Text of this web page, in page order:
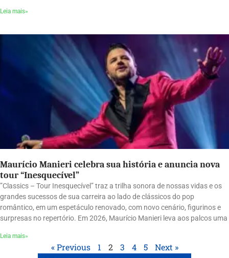
Leia mais»
Maurício Manieri celebra sua história e anuncia nova
tour “Inesquecível”
”Classics – Tour Inesquecível” traz a trilha sonora de nossas vidas e os
grandes sucessos de sua carreira ao lado de clássicos do pop
romântico, em um espetáculo renovado, com novo cenário, figurinos e
surpresas no repertório. Em 2026, Maurício Manieri leva aos palcos uma
Leia mais»
« Previous 1 2 3 4 5 Next »